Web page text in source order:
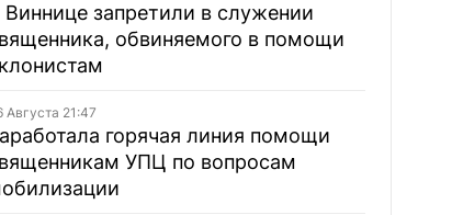
Виннице запретили в служении
обвиняемого в помощи
Августа 21:47
горячая линия помощи
УПЦ по вопросам